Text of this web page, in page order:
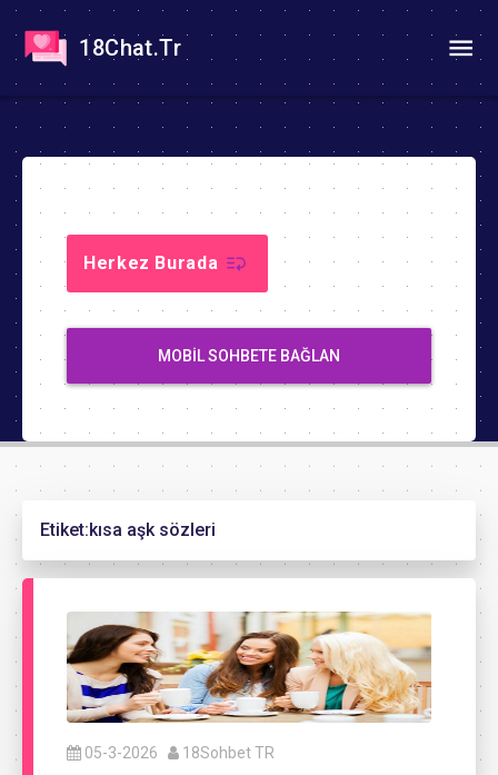
18Chat.Tr
Herkez Burada
MOBIL SOHBETE BAĞLAN
Etiket:kısa aşk sözleri
05-3-2026 18Sohbet TR